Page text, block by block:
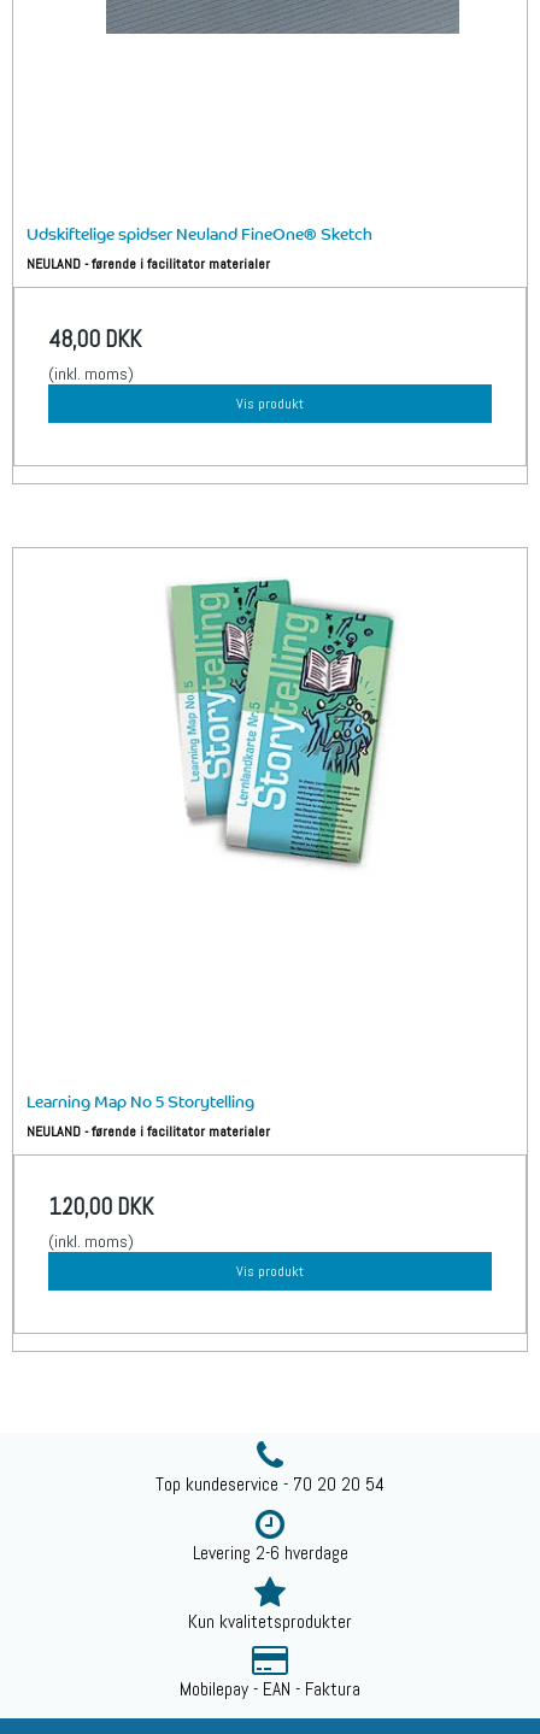
Udskiftelige spidser Neuland FineOne® Sketch
NEULAND - førende i facilitator materialer
48,00 DKK
(inkl. moms)
Vis produkt
Learning Map No 5 Storytelling
NEULAND - førende i facilitator materialer
120,00 DKK
(inkl. moms)
Vis produkt
Top kundeservice - 70 20 20 54
Levering 2-6 hverdage
Kun kvalitetsprodukter
Mobilepay - EAN - Faktura